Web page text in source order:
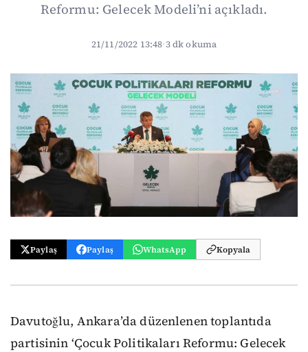
Reformu: Gelecek Modeli’ni açıkladı.
21/11/2022 13:48·3 dk okuma
Paylaş Paylaş WhatsApp Kopyala
Davutoğlu, Ankara’da düzenlenen toplantıda
partisinin ‘Çocuk Politikaları Reformu: Gelecek